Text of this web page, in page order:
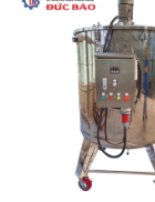
Điện thoại 4:
Fax: 02438712928
Email:
Website: https://